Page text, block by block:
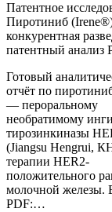
Патентное
Пиротиниб
конкурентная
патентный
Готовый
отчёт по
— пероральному
необратимому
тирозинкиназы
(Jiangsu Hengrui,
терапии HER2-
положительного
молочной железы.
PDF:…